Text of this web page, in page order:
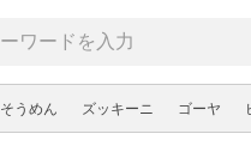
そうめん ズッキーニ ゴーヤ